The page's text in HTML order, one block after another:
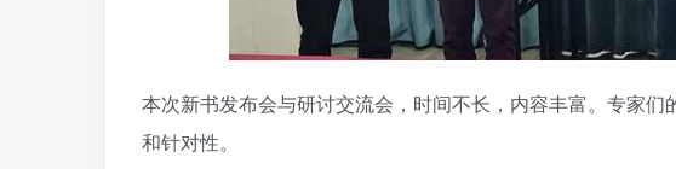
本次新书发布会与研讨交流会，时间不长，内容丰富。专家
和针对性。